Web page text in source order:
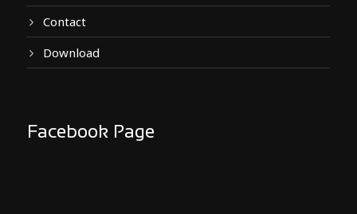
Contact
Download
Facebook Page